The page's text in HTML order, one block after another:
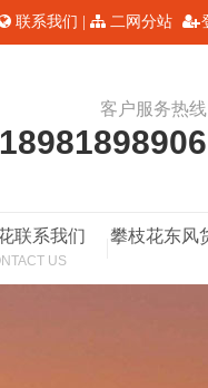
联系我们 二网分站
客户服务热线
18981898906
联系我们
US
攀枝花东风